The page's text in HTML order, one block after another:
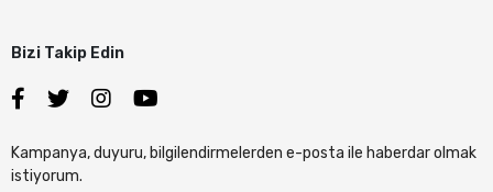
Bizi Takip Edin
Kampanya, duyuru, bilgilendirmelerden e-posta ile haberdar olmak
istiyorum.